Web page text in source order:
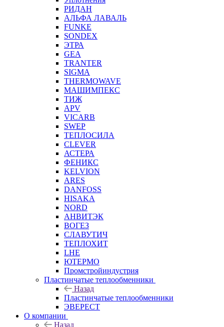
РИДАН
АЛЬФА ЛАВАЛЬ
FUNKE
SONDEX
ЭТРА
GEA
TRANTER
SIGMA
THERMOWAVE
МАШИМПЕКС
ТИЖ
APV
VICARB
SWEP
ТЕПЛОСИЛА
CLEVER
АСТЕРА
ФЕНИКС
KELVION
ARES
DANFOSS
HISAKA
NORD
АНВИТЭК
ВОГЕЗ
СЛАВУТИЧ
ТЕПЛОХИТ
LHE
ЮТЕРМО
Промстройиндустрия
Пластинчатые теплообменники
Назад
Пластинчатые теплообменники
ЭВЕРЕСТ
О компании
Назад